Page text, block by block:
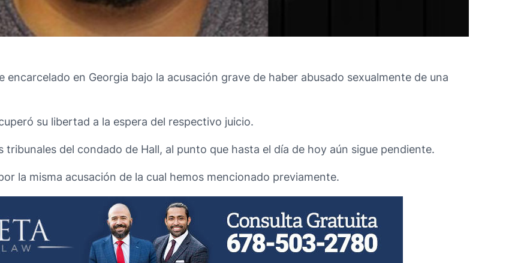
en Georgia bajo la acusación grave de haber abusado sexualmente de una
su libertad a la espera del respectivo juicio.
del condado de Hall, al punto que hasta el día de hoy aún sigue pendiente.
la misma acusación de la cual hemos mencionado previamente.